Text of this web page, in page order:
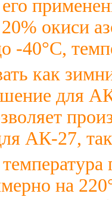
окиси
-40°С,
как
для
АК-27,
на